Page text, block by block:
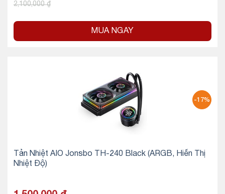
2,100,000₫
MUA NGAY
-17%
Tản Nhiệt AIO Jonsbo TH-240 Black (ARGB, Hiển Thị
Nhiệt Độ)